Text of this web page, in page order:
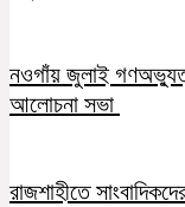
নওগাঁয় জুলাই
আলোচনা সভা
রাজশাহীতে